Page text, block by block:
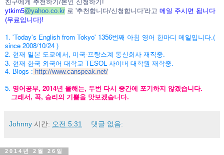
친구에게 추천하기/본인 신청하기!
ytkim5@yahoo.co.kr 로 '추천합니다/신청합니다'라고 메일 주시면 됩니다
(무료입니다)!
1. 'Today's English from Tokyo' 1356번째 아침 영어 한마디 메일입니다.(
since 2008/10/24 )
2. 현재 일본 도쿄에서, 미국-프랑스계 통신회사 재직중.
3. 현재 한국 외국어 대학교 TESOL 사이버 대학원 재학중.
4. Blogs : http://www.canspeak.net/
5. 영어공부, 2014년 올해는, 두번 다시 중간에 포기하지 않겠습니다.
그래서, 꼭, 승리의 기쁨을 맛보겠습니다.
Johnny 시간: 오전 5:31 댓글 없음:
2014년 2월 26일